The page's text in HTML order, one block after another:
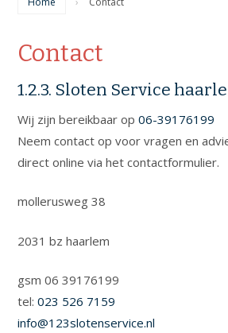
Overige
Sleutelspecialist
Contact
1.2.3. Sloten Service
Wij zijn bereikbaar op06-39176199
Neem contact op voor vragen en
direct online via het contactformulier.
mollerusweg 38
2031 bz haarlem
gsm 06 39176199
tel:023 526 7159
info@123slotenservice.nl